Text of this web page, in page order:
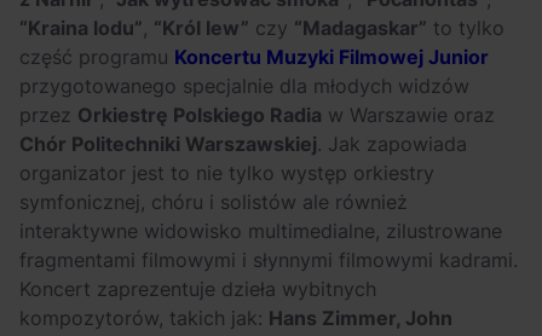
“Kraina lodu” “Król lew” czy “Madagaskar” to tylko
część programu Koncertu Muzyki Filmowej Junior
przygotowanego specjalnie dla młodych widzów
przez Orkiestrę Polskiego Radia w Warszawie oraz
Chór Politechniki Warszawskiej. Jak zapowiada
organizator jest to nie tylko występ orkiestry
symfonicznej, chóru i solistów ale również
interaktywne widowisko multimedialne, zilustrowane
fragmentami filmowymi i słynnymi filmowymi kadrami.
Koncert zaprezentuje dzieła wybitnych
kompozytorów, takich jak: Hans Zimmer, John